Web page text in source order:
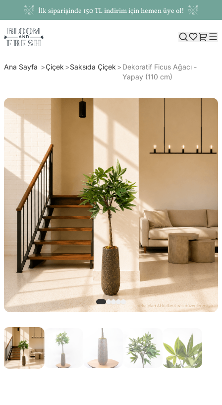
İlk siparişinde 150 TL indirim için hemen üye ol!
Ana Sayfa Çiçek Saksıda Çiçek
Dekoratif Ficus Ağacı -
Yapay (110 cm)